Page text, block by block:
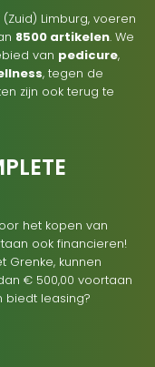
Limburg, voeren
8500 artikelen. We
van pedicure,
, tegen de
zijn ook terug te
het kopen van
ook financieren!
Grenke, kunnen
€ 500,00 voortaan
biedt leasing?